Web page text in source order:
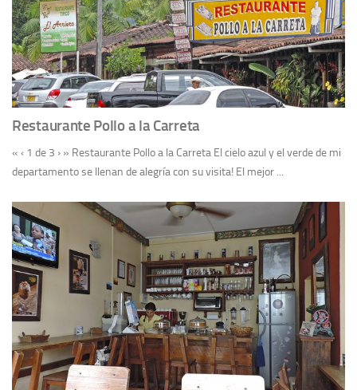
Restaurante Pollo a la Carreta
« ‹ 1 de 3 › » Restaurante Pollo a la Carreta El cielo azul y el verde de mi
departamento se llenan de alegría con su visita! El mejor ...